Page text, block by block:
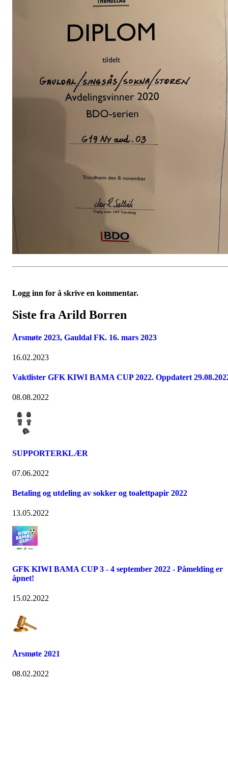
Logg inn for å skrive en kommentar.
Siste fra Arild Borren
Årsmøte 2023, Gauldal FK. 16. mars 2023
16.02.2023
Vaktlister GFK KIWI BAMA CUP 2022. Oppdatert
08.08.2022
SUPPORTERKLÆR
07.06.2022
Betaling og utdeling av sokker og toalettpapir 2022
13.05.2022
GFK KIWI BAMA CUP 3 - 4 september 2022 - Påmelding er
åpnet!
15.02.2022
Årsmøte 2021
08.02.2022